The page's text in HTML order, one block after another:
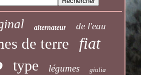
alternateur de l'eau
de terre fiat
type légumes giulia